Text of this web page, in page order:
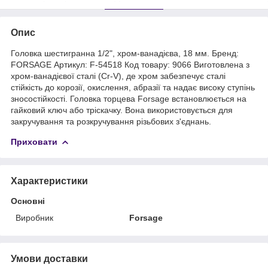
Опис
Головка шестигранна 1/2", хром-ванадієва, 18 мм. Бренд:
FORSAGE Артикул: F-54518 Код товару: 9066 Виготовлена з
хром-ванадієвої сталі (Cr-V), де хром забезпечує сталі
стійкість до корозії, окислення, абразії та надає високу ступінь
зносостійкості. Головка торцева Forsage встановлюється на
гайковий ключ або тріскачку. Вона використовується для
закручування та розкручування різьбових з'єднань.
Приховати
Характеристики
Основні
Виробник
Forsage
Умови доставки